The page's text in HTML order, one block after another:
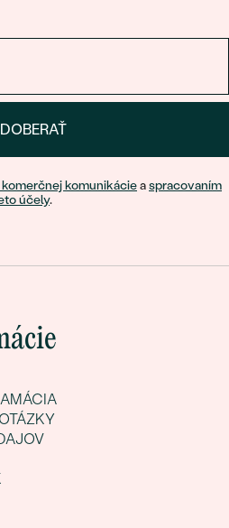
komunikácieaspracovaním
účely.